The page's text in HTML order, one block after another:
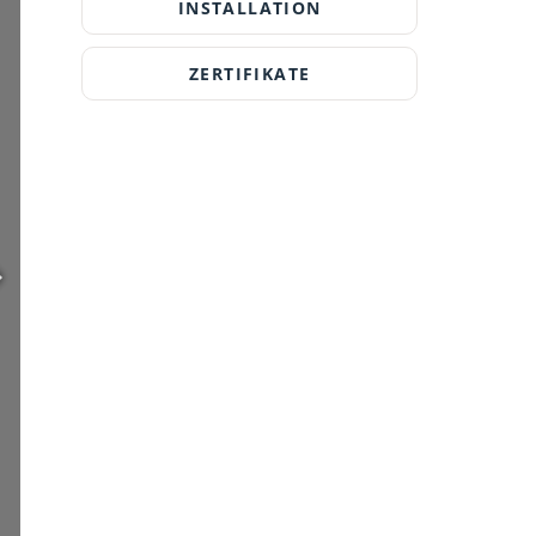
INSTALLATION
ZERTIFIKATE